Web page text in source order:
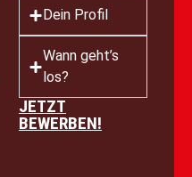
Dein Profil
Wann geht’s
los?
JETZT
BEWERBEN!